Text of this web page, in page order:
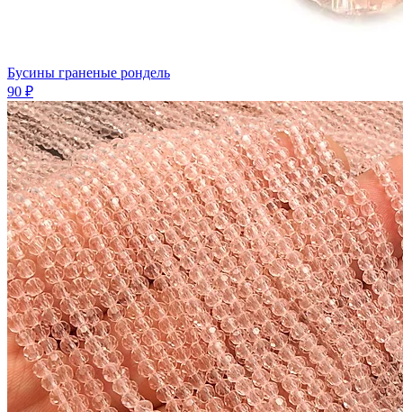
Бусины граненые рондель
90 ₽